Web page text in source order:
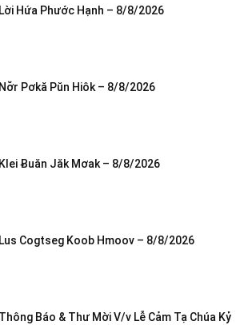
Lời Hứa Phước Hạnh – 8/8/2026
Nơ̆r Pơkă Pŭn Hiôk – 8/8/2026
Klei Ƀuăn Jăk Mơak – 8/8/2026
Lus Cogtseg Koob Hmoov – 8/8/2026
Thông Báo & Thư Mời V/v Lễ Cảm Tạ Chúa Kỷ